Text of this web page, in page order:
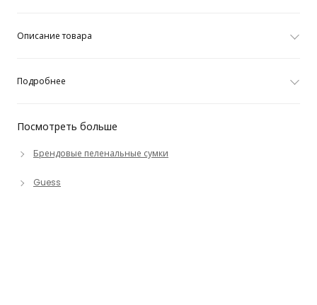
Посмотреть больше
Брендовые пеленальные сумки
Guess
Описание товара
Подробнее